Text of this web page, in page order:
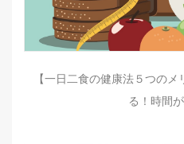
【一日二食の健康法５つの
る！時間